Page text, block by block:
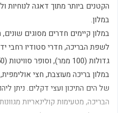
הקטנים ביותר מתוך דאגה לנוחיות
במלון.
במלון קיימים חדרים מסוגים
גדולות (100 ממר), וסופר סוויטות (150 ממר).
במלון בריכה מעוצבת, חצי
של הים התיכון ועצי דקלים. ניתן
הבריכה, מטעימות קולינאריות